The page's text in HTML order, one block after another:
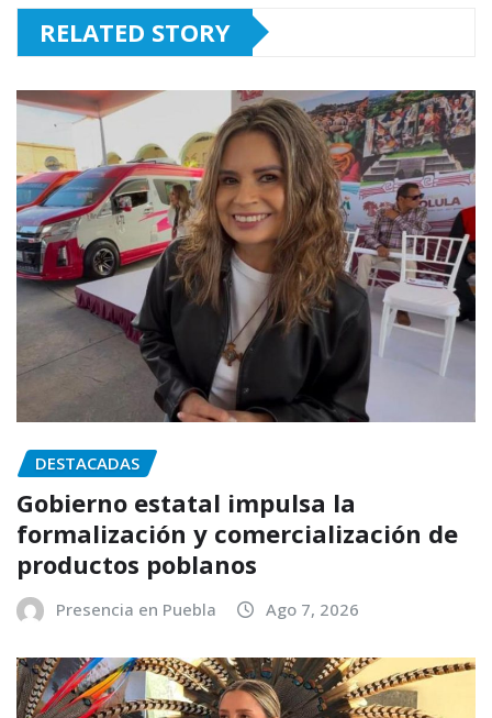
RELATED STORY
DESTACADAS
Gobierno estatal impulsa la
formalización y comercialización de
productos poblanos
Presencia en Puebla Ago 7, 2026